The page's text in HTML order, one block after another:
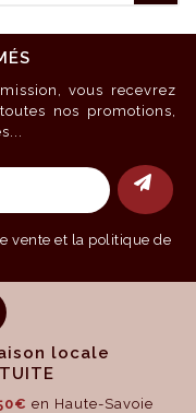
vous recevrez
nos promotions,
vente et la politique de
locale
en Haute-Savoie